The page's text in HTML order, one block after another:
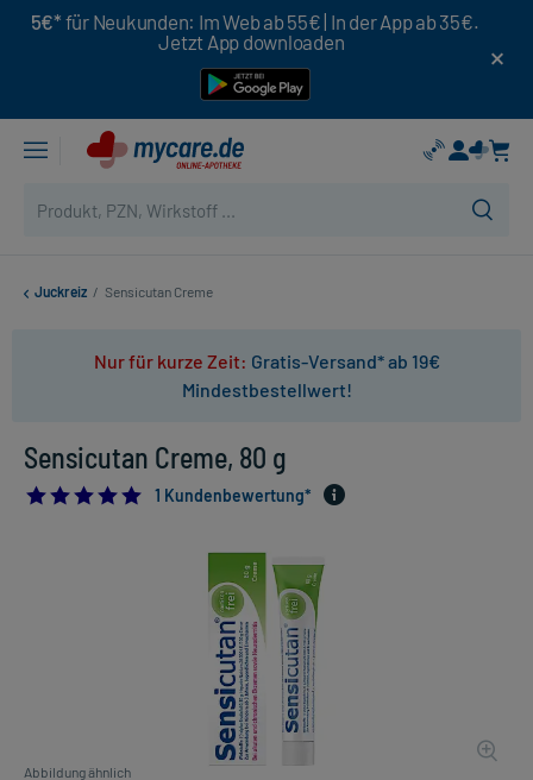
5€* für Neukunden: Im Web ab 55€ | In der App ab 35€.
Jetzt App downloaden
Juckreiz / Sensicutan Creme
Nur für kurze Zeit: Gratis-Versand* ab 19€
Mindestbestellwert!
Sensicutan Creme, 80 g
5.01 Kundenbewertung*
Abbildung ähnlich